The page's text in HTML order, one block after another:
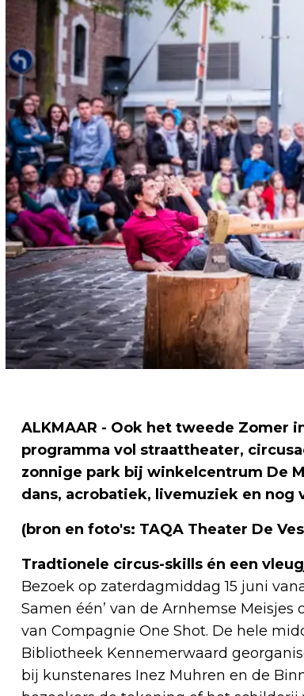
ALKMAAR - Ook het tweede Zomer
programma vol straattheater,
zonnige park bij winkelcentrum De
dans, acrobatiek, livemuziek en
(bron en foto's: TAQA Theater De
Tradtionele circus-skills én een
Bezoek op zaterdagmiddag 15 juni
Samen één’ van de Arnhemse
van Compagnie One Shot. De hele
Bibliotheek Kennemerwaard
bij kunstenares Inez Muhren en de